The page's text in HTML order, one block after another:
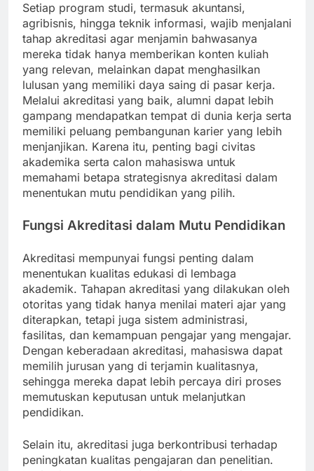
Setiap program studi, termasuk akuntansi,
agribisnis, hingga teknik informasi, wajib menjalani
tahap akreditasi agar menjamin bahwasanya
mereka tidak hanya memberikan konten kuliah
yang relevan, melainkan dapat menghasilkan
lulusan yang memiliki daya saing di pasar kerja.
Melalui akreditasi yang baik, alumni dapat lebih
gampang mendapatkan tempat di dunia kerja serta
memiliki peluang pembangunan karier yang lebih
menjanjikan. Karena itu, penting bagi civitas
akademika serta calon mahasiswa untuk
memahami betapa strategisnya akreditasi dalam
menentukan mutu pendidikan yang pilih.
Fungsi Akreditasi dalam Mutu Pendidikan
Akreditasi mempunyai fungsi penting dalam
menentukan kualitas edukasi di lembaga
akademik. Tahapan akreditasi yang dilakukan oleh
otoritas yang tidak hanya menilai materi ajar yang
diterapkan, tetapi juga sistem administrasi,
fasilitas, dan kemampuan pengajar yang mengajar.
Dengan keberadaan akreditasi, mahasiswa dapat
memilih jurusan yang di terjamin kualitasnya,
sehingga mereka dapat lebih percaya diri proses
memutuskan keputusan untuk melanjutkan
pendidikan.
Selain itu, akreditasi juga berkontribusi terhadap
peningkatan kualitas pengajaran dan penelitian.